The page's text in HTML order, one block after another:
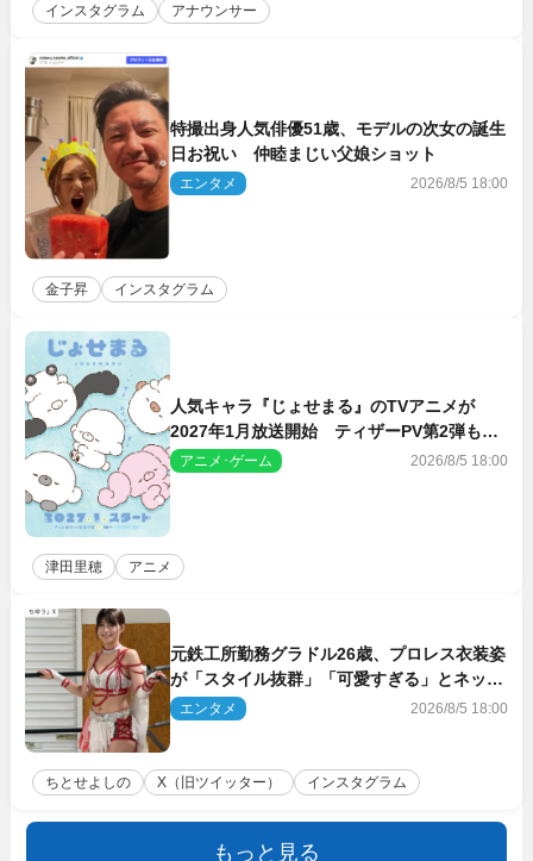
インスタグラム アナウンサー
特撮出身人気俳優51歳、モデルの次女の誕生
日お祝い 仲睦まじい父娘ショット
エンタメ 2026/8/5 18:00
金子昇 インスタグラム
人気キャラ『じょせまる』のTVアニメが
2027年1月放送開始 ティザーPV第2弾も解
禁に
アニメ･ゲーム 2026/8/5 18:00
津田里穂 アニメ
元鉄工所勤務グラドル26歳、プロレス衣装姿
が「スタイル抜群」「可愛すぎる」とネット
衝撃
エンタメ 2026/8/5 18:00
ちとせよしの X（旧ツイッター） インスタグラム
もっと見る